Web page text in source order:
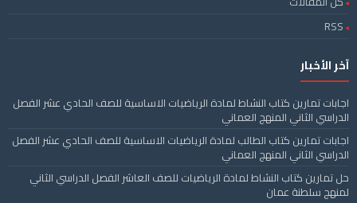
RSS
آخر الأخبار
اجابات تمارين كتاب النشاط لمادة الرياضيات الاساسية للصف الحادي عشر الفصل
الدراسي الثاني المنهج العماني
اجابات تمارين كتاب الطالب لمادة الرياضيات الاساسية للصف الحادي عشر الفصل
الدراسي الثاني المنهج العماني
حل تمارين كتاب النشاط لمادة الرياضيات للصف العاشر الفصل الدراسي الثاني
لمنهج سلطنة عمان